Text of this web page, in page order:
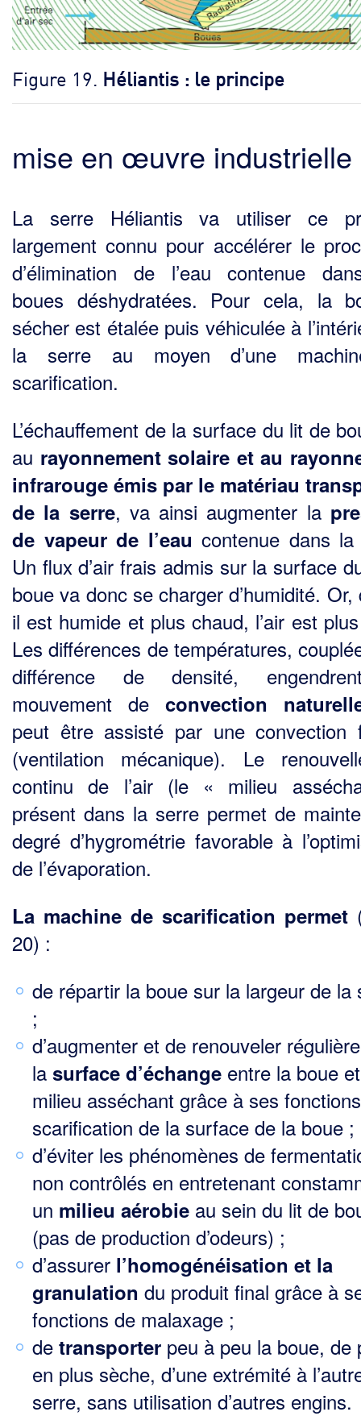
Figure 19. Héliantis : le principe
mise en œuvre industrielle
La serre Héliantis va utiliser ce
largement connu pour accélérer le
d’élimination de l’eau contenue
boues déshydratées. Pour cela, la
sécher est étalée puis véhiculée à
la serre au moyen d’une
scarification.
L’échauffement de la surface du lit de
au rayonnement solaire et au
infrarouge émis par le matériau
de la serre, va ainsi augmenter la
de vapeur de l’eau contenue dans
Un flux d’air frais admis sur la surface
boue va donc se charger d’humidité. Or,
il est humide et plus chaud, l’air est
Les différences de températures,
différence de densité,
mouvement de convection
peut être assisté par une convection
(ventilation mécanique). Le
continu de l’air (le « milieu
présent dans la serre permet de
degré d’hygrométrie favorable à
de l’évaporation.
La machine de scarification permet
20) :
de répartir la boue sur la largeur de la
;
d’augmenter et de renouveler
la surface d’échange entre la boue
milieu asséchant grâce à ses
scarification de la surface de la boue ;
d’éviter les phénomènes de
non contrôlés en entretenant
un milieu aérobie au sein du lit de
(pas de production d’odeurs) ;
d’assurer l’homogénéisation et la
granulation du produit final grâce à
fonctions de malaxage ;
de transporter peu à peu la boue, de
en plus sèche, d’une extrémité à
serre, sans utili­sation d’autres engins.